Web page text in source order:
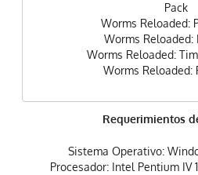
Pack
Worms Reloaded:
Worms Reloaded:
Worms Reloaded:
Worms Reloaded:
Requerimientos
Sistema Operativo:
Procesador: Intel Pentium IV